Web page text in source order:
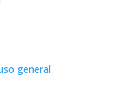
general